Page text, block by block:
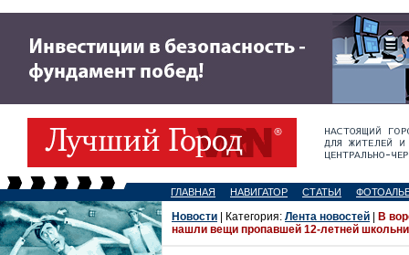
ГЛАВНАЯ НАВИГАТОР СТАТЬИ
Новости | Категория: Лента новостей
В
нашли вещи пропавшей 12-летней